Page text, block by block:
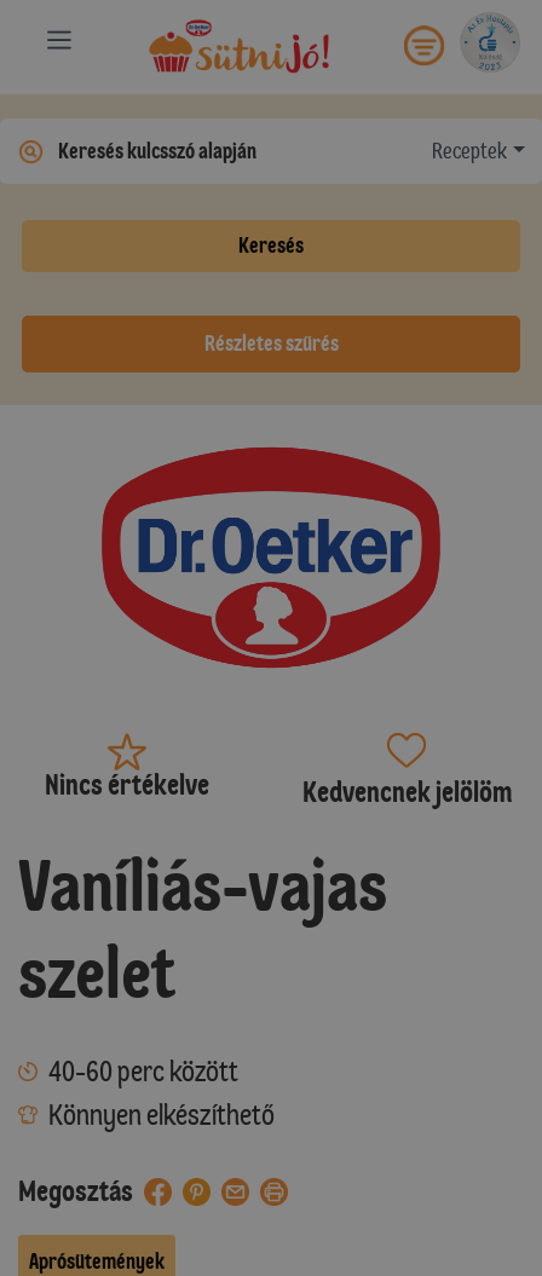
Receptek
Keresés
Részletes szűrés
Nincs értékelve Kedvencnek jelölöm
Vaníliás-vajas
szelet
40-60 perc között
Könnyen elkészíthető
Megosztás
Aprósütemények